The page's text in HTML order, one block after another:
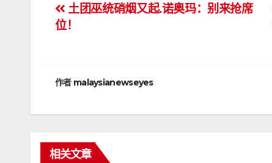
文
章
航
土团巫统硝烟又起.诺奥玛：别来抢席
位！
作者 malaysianewseyes
相关文章